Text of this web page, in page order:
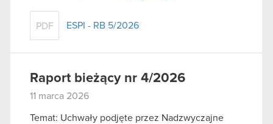
PDF ESPI - RB 5/2026
Raport bieżący nr 4/2026
11 marca 2026
Temat: Uchwały podjęte przez Nadzwyczajne